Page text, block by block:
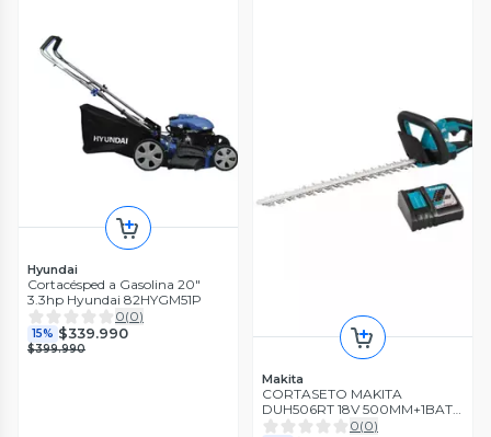
Hyundai
Cortacésped a Gasolina 20"
3.3hp Hyundai 82HYGM51P
0(0)
15% $339.990
$399.990
Makita
CORTASETO MAKITA
DUH506RT 18V 500MM+1BAT
5.0AH+CARG 0(0)